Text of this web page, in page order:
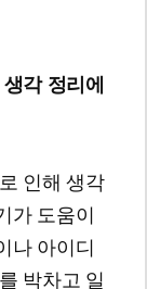
생각 정리에
인해 생각
가 도움이
나 아이디
박차고 일